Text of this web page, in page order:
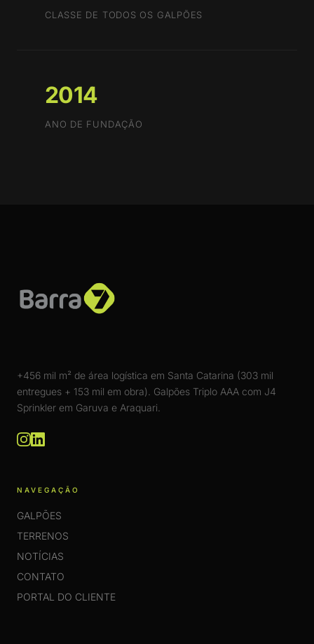
CLASSE DE TODOS OS GALPÕES
2014
ANO DE FUNDAÇÃO
+456 mil m² de área logística em Santa Catarina (303 mil
entregues + 153 mil em obra). Galpões Triplo AAA com J4
Sprinkler em Garuva e Araquari.
NAVEGAÇÃO
GALPÕES
TERRENOS
NOTÍCIAS
CONTATO
PORTAL DO CLIENTE